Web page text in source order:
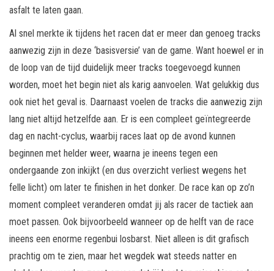
asfalt te laten gaan.
Al snel merkte ik tijdens het racen dat er meer dan genoeg tracks
aanwezig zijn in deze ‘basisversie’ van de game. Want hoewel er in
de loop van de tijd duidelijk meer tracks toegevoegd kunnen
worden, moet het begin niet als karig aanvoelen. Wat gelukkig dus
ook niet het geval is. Daarnaast voelen de tracks die aanwezig zijn
lang niet altijd hetzelfde aan. Er is een compleet geïntegreerde
dag en nacht-cyclus, waarbij races laat op de avond kunnen
beginnen met helder weer, waarna je ineens tegen een
ondergaande zon inkijkt (en dus overzicht verliest wegens het
felle licht) om later te finishen in het donker. De race kan op zo’n
moment compleet veranderen omdat jij als racer de tactiek aan
moet passen. Ook bijvoorbeeld wanneer op de helft van de race
ineens een enorme regenbui losbarst. Niet alleen is dit grafisch
prachtig om te zien, maar het wegdek wat steeds natter en